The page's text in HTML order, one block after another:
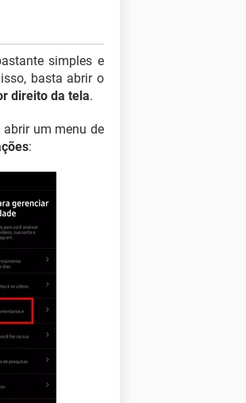
simples e
basta abrir o
direito da tela.
um menu de
: